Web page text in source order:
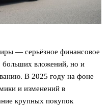
— серьёзное финансовое
больших вложений, но и
В 2025 году на фоне
и изменений в
крупных покупок